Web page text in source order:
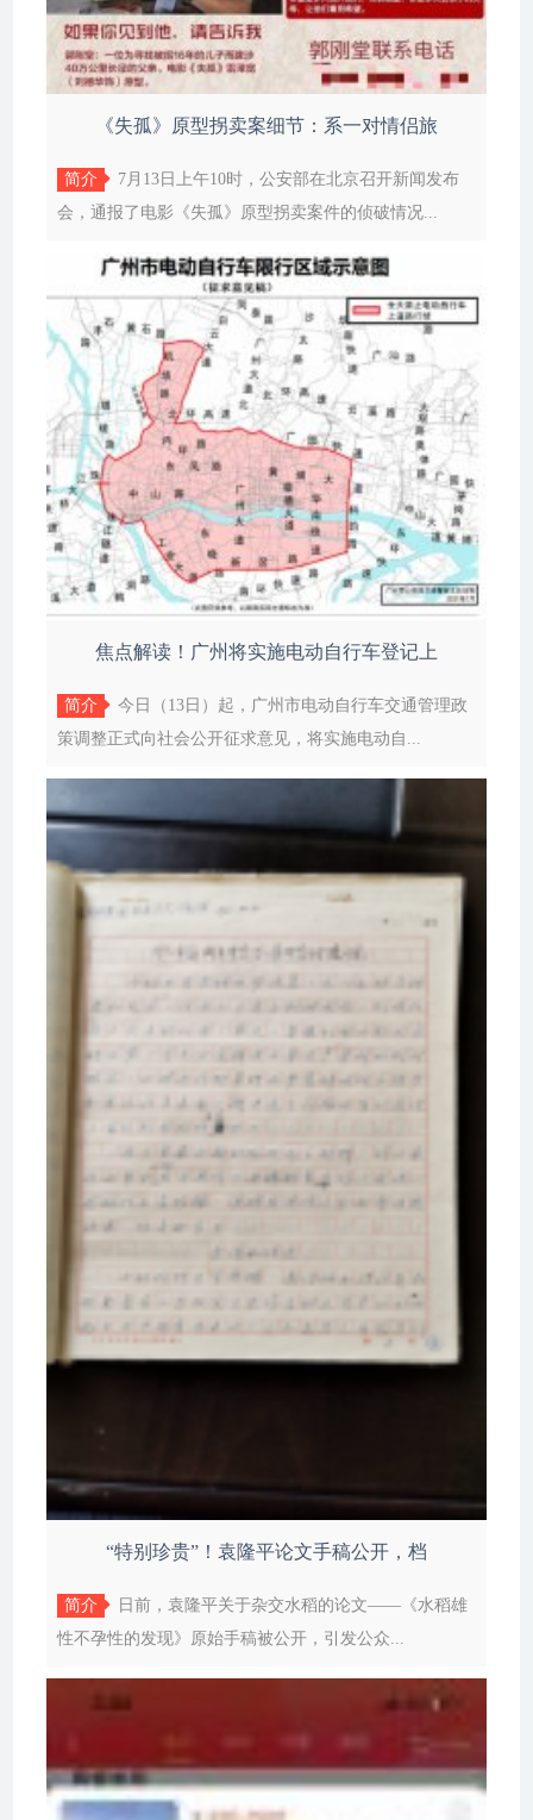
《失孤》原型拐卖案细节：系一对情侣旅
简介
7月13日上午10时，公安部在北京召开新闻发布
会，通报了电影《失孤》原型拐卖案件的侦破情况...
焦点解读！广州将实施电动自行车登记上
简介
今日（13日）起，广州市电动自行车交通管理政
策调整正式向社会公开征求意见，将实施电动自...
“特别珍贵”！袁隆平论文手稿公开，档
简介
日前，袁隆平关于杂交水稻的论文——《水稻雄
性不孕性的发现》原始手稿被公开，引发公众...